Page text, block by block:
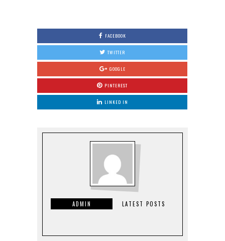
FACEBOOK
TWITTER
GOOGLE
PINTEREST
LINKED IN
ADMIN LATEST POSTS